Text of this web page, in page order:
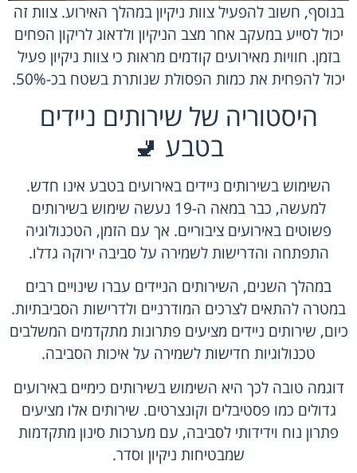
בנוסף, חשוב להפעיל צוות ניקיון במהלך האירוע. צוות זה
יכול לסייע במעקב אחר מצב הניקיון ולדאוג לריקון הפחים
בזמן. חוויות מאירועים קודמים מראות כי צוות ניקיון פעיל
יכול להפחית את כמות הפסולת שנותרת בשטח בכ-50%.
היסטוריה של שירותים ניידים
בטבע 🚽
השימוש בשירותים ניידים באירועים בטבע אינו חדש.
למעשה, כבר במאה ה-19 נעשה שימוש בשירותים
פשוטים באירועים ציבוריים. אך עם הזמן, הטכנולוגיה
התפתחה והדרישות לשמירה על סביבה ירוקה גדלו.
במהלך השנים, השירותים הניידים עברו שינויים רבים
במטרה להתאים לצרכים המודרניים ולדרישות הסביבתיות.
כיום, שירותים ניידים מציעים פתרונות מתקדמים המשלבים
טכנולוגיות חדישות לשמירה על איכות הסביבה.
דוגמה טובה לכך היא השימוש בשירותים כימיים באירועים
גדולים כמו פסטיבלים וקונצרטים. שירותים אלו מציעים
פתרון נוח וידידותי לסביבה, עם מערכות סינון מתקדמות
שמבטיחות ניקיון וסדר.